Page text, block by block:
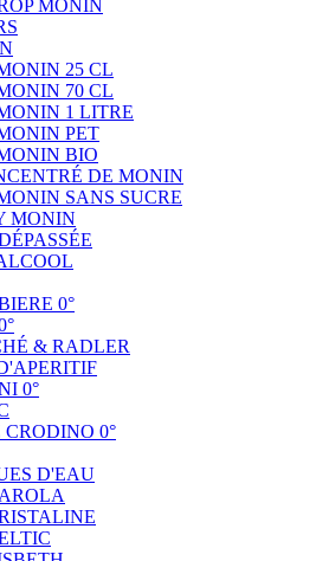
MONIN
25 CL
70 CL
1 LITRE
PET
BIO
DE MONIN
SANS SUCRE
MONIN
0°
& RADLER
0°
CRODINO 0°
D'EAU